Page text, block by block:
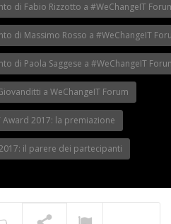
di Fabio Rizzotto a #WeChangeIT
di Massimo Rosso a #WeChangeIT
di Paola Saggese a #WeChangeIT
a WeChangeIT Forum
Award 2017: la premiazione
il parere dei partecipanti